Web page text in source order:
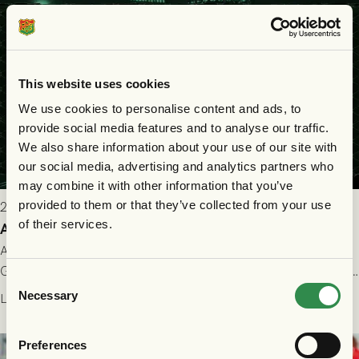
This website uses cookies
We use cookies to personalise content and ads, to
provide social media features and to analyse our traffic.
We also share information about your use of our site with
our social media, advertising and analytics partners who
may combine it with other information that you’ve
provided to them or that they’ve collected from your use
of their services.
Consent
Selection
Necessary
Preferences
2026-07-22 9:00
Allt du behöver veta inför GAIS - FC Nordsjælland
All evenemangsinformation du kan behöva inför ditt besök på
Gamla Ullevi och matchen mellan GAIS och FC Nordsjælland i
kvalet till Conference League! Avspark kl 19.00 på torsdag
Läs mer